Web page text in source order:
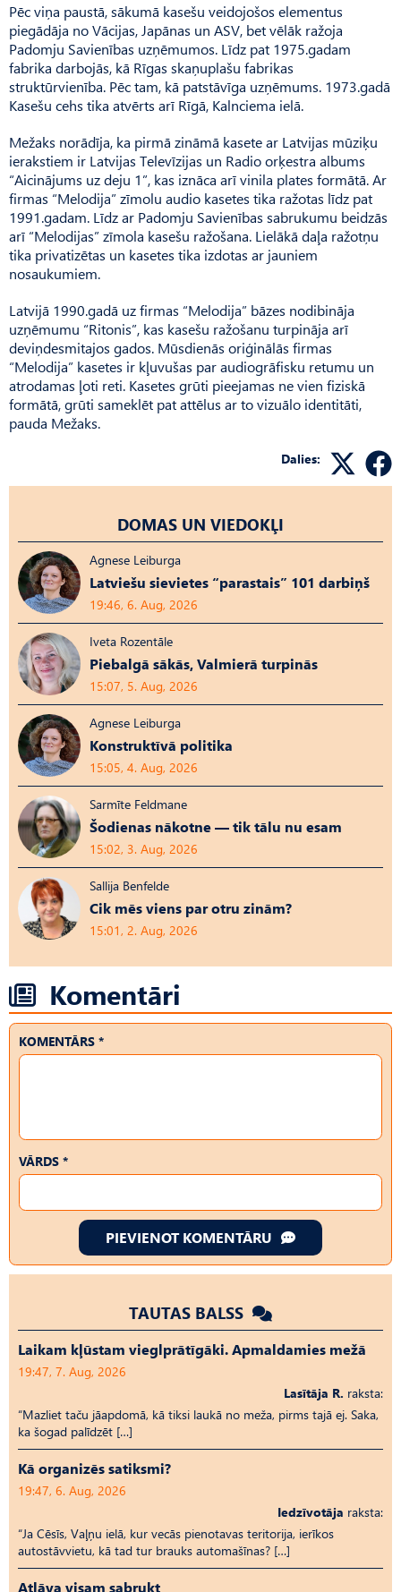
Pēc viņa paustā, sākumā kasešu veidojošos elementus
piegādāja no Vācijas, Japānas un ASV, bet vēlāk ražoja
Padomju Savienības uzņēmumos. Līdz pat 1975.gadam
fabrika darbojās, kā Rīgas skaņuplašu fabrikas
struktūrvienība. Pēc tam, kā patstāvīga uzņēmums. 1973.gadā
Kasešu cehs tika atvērts arī Rīgā, Kalnciema ielā.
Mežaks norādīja, ka pirmā zināmā kasete ar Latvijas mūziķu
ierakstiem ir Latvijas Televīzijas un Radio orķestra albums
“Aicinājums uz deju 1”, kas iznāca arī vinila plates formātā. Ar
firmas “Melodija” zīmolu audio kasetes tika ražotas līdz pat
1991.gadam. Līdz ar Padomju Savienības sabrukumu beidzās
arī “Melodijas” zīmola kasešu ražošana. Lielākā daļa ražotņu
tika privatizētas un kasetes tika izdotas ar jauniem
nosaukumiem.
Latvijā 1990.gadā uz firmas “Melodija” bāzes nodibināja
uzņēmumu “Ritonis”, kas kasešu ražošanu turpināja arī
deviņdesmitajos gados. Mūsdienās oriģinālās firmas
“Melodija” kasetes ir kļuvušas par audiogrāfisku retumu un
atrodamas ļoti reti. Kasetes grūti pieejamas ne vien fiziskā
formātā, grūti sameklēt pat attēlus ar to vizuālo identitāti,
pauda Mežaks.
Dalies:
DOMAS UN VIEDOKĻI
Agnese Leiburga
Latviešu sievietes “parastais” 101 darbiņš
19:46, 6. Aug, 2026
Iveta Rozentāle
Piebalgā sākās, Valmierā turpinās
15:07, 5. Aug, 2026
Agnese Leiburga
Konstruktīvā politika
15:05, 4. Aug, 2026
Sarmīte Feldmane
Šodienas nākotne — tik tālu nu esam
15:02, 3. Aug, 2026
Sallija Benfelde
Cik mēs viens par otru zinām?
15:01, 2. Aug, 2026
Komentāri
KOMENTĀRS *
VĀRDS *
PIEVIENOT KOMENTĀRU
TAUTAS BALSS
Laikam kļūstam vieglprātīgāki. Apmaldamies mežā
19:47, 7. Aug, 2026
Lasītāja R. raksta:
“Mazliet taču jāapdomā, kā tiksi laukā no meža, pirms tajā ej. Saka,
ka šogad palīdzēt […]
Kā organizēs satiksmi?
19:47, 6. Aug, 2026
Iedzīvotāja raksta:
“Ja Cēsīs, Vaļņu ielā, kur vecās pienotavas teritorija, ierīkos
autostāvvietu, kā tad tur brauks automašīnas? […]
Atļāva visam sabrukt